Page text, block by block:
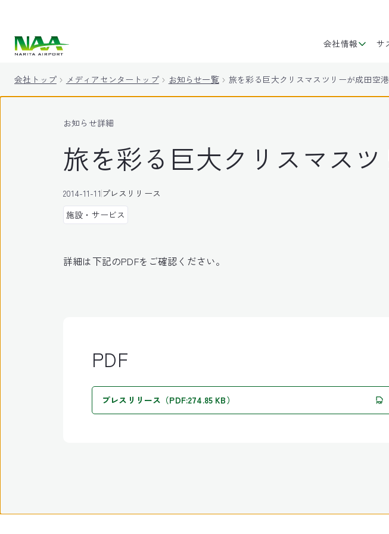
会社情報 サ
会社トップ メディアセンタートップ お知らせ一覧 旅を彩る巨大クリスマスツリーが成田空港
お知らせ詳細
旅を彩る巨大クリスマス
2014-11-11プレスリリース
施設・サービス
詳細は下記のPDFをご確認ください。
PDF
プレスリリース（PDF:274.85 KB）